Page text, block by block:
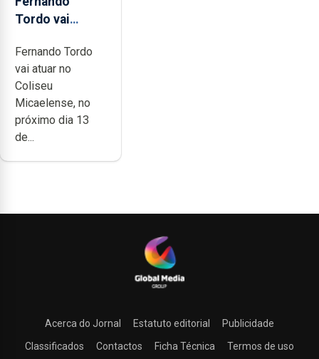
Tordo vai
anos de
carreira no
Coliseu
Micaelense
Fernando Tordo
vai atuar no
Coliseu
Micaelense, no
próximo dia 13
de...
Acerca do Jornal Estatuto editorial
Publicidade
Classificados
Contactos Ficha Técnica Termos de uso